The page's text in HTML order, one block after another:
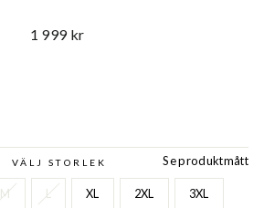
Ord.
1 999 kr
Se produktmått
VÄLJ STORLEK
M L XL 2XL 3XL